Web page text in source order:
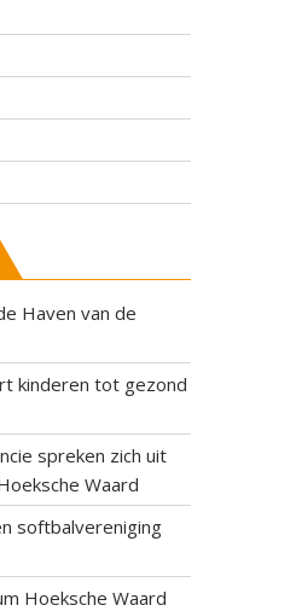
Haven van de
kinderen tot gezond
spreken zich uit
Waard
softbalvereniging
Hoeksche Waard